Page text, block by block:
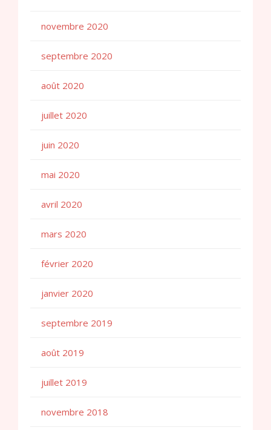
novembre 2020
septembre 2020
août 2020
juillet 2020
juin 2020
mai 2020
avril 2020
mars 2020
février 2020
janvier 2020
septembre 2019
août 2019
juillet 2019
novembre 2018